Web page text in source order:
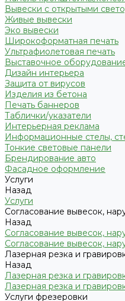
Вывески с открытыми
Живые вывески
Эко вывески
Широкоформатная печать
Ультрафиолетовая печать
Выставочное
Дизайн интерьера
Защита от вирусов
Изделия из бетона
Печать баннеров
Таблички/указатели
Интерьерная реклама
Информационные стелы,
Тонкие световые панели
Брендирование авто
Фасадное оформление
Услуги
Назад
Услуги
Согласование вывесок,
Назад
Согласование вывесок,
Согласование вывесок,
Лазерная резка и
Назад
Лазерная резка и
Лазерная резка и
Услуги фрезеровки